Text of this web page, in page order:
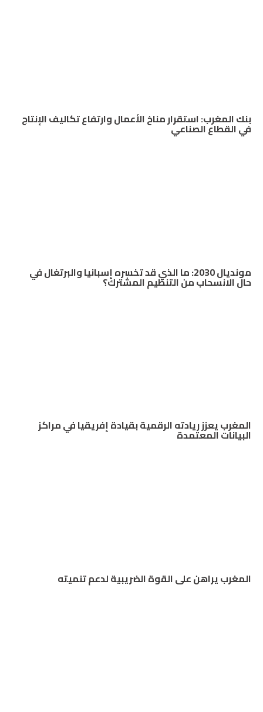
بنك المغرب: استقرار مناخ الأعمال وارتفاع تكاليف الإنتاج
في القطاع الصناعي
مونديال 2030: ما الذي قد تخسره إسبانيا والبرتغال في
حال الانسحاب من التنظيم المشترك؟
المغرب يعزز ريادته الرقمية بقيادة إفريقيا في مراكز
البيانات المعتمدة
المغرب يراهن على القوة الضريبية لدعم تنميته